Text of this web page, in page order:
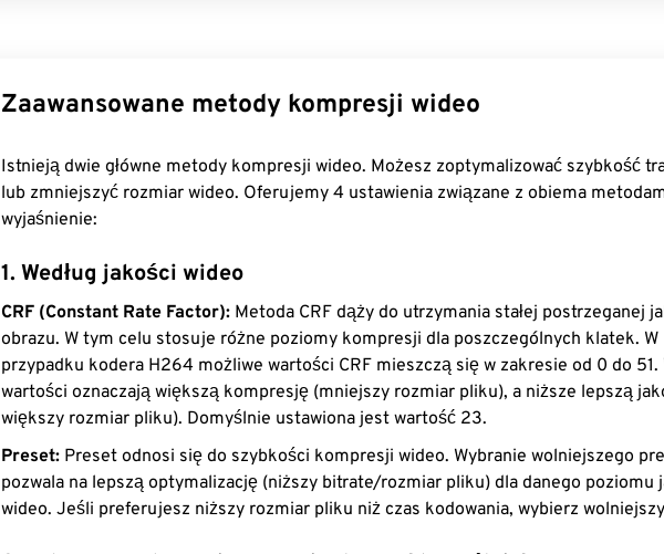
Zaawansowane metody kompresji wideo
Istnieją dwie główne metody kompresji wideo. Możesz zoptymalizować szybkość
lub zmniejszyć rozmiar wideo. Oferujemy 4 ustawienia związane z obiema
wyjaśnienie:
1. Według jakości wideo
CRF (Constant Rate Factor): Metoda CRF dąży do utrzymania stałej postrzeganej
obrazu. W tym celu stosuje różne poziomy kompresji dla poszczególnych klatek. W
przypadku kodera H264 możliwe wartości CRF mieszczą się w zakresie od 0 do 51.
wartości oznaczają większą kompresję (mniejszy rozmiar pliku), a niższe lepszą
większy rozmiar pliku). Domyślnie ustawiona jest wartość 23.
Preset: Preset odnosi się do szybkości kompresji wideo. Wybranie wolniejszego
pozwala na lepszą optymalizację (niższy bitrate/rozmiar pliku) dla danego poziomu
wideo. Jeśli preferujesz niższy rozmiar pliku niż czas kodowania, wybierz